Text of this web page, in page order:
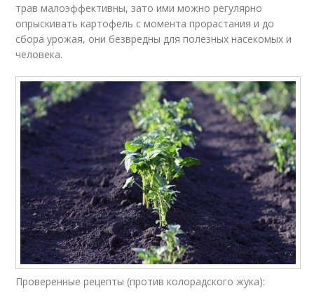
трав малоэффективны, зато ими можно регулярно
опрыскивать картофель с момента прорастания и до
сбора урожая, они безвредны для полезных насекомых и
человека.
Проверенные рецепты (против колорадского жука):